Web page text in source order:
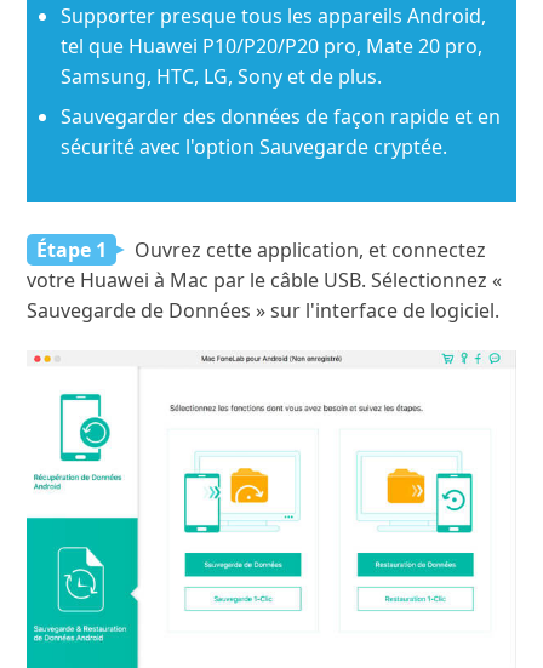
Supporter presque tous les appareils Android,
tel que Huawei P10/P20/P20 pro, Mate 20 pro,
Samsung, HTC, LG, Sony et de plus.
Sauvegarder des données de façon rapide et en
sécurité avec l'option Sauvegarde cryptée.
Étape 1
Ouvrez cette application, et connectez
votre Huawei à Mac par le câble USB. Sélectionnez «
Sauvegarde de Données » sur l'interface de logiciel.